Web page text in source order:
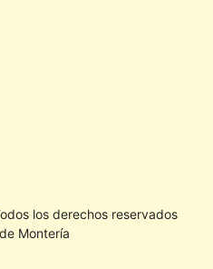
los derechos reservados
Montería